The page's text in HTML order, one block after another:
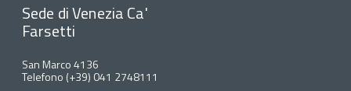
Sede di Venezia Ca'
Farsetti
San Marco 4136
Telefono (+39) 041 2748111